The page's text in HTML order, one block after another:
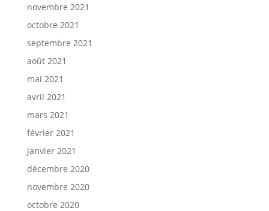
novembre 2021
octobre 2021
septembre 2021
août 2021
mai 2021
avril 2021
mars 2021
février 2021
janvier 2021
décembre 2020
novembre 2020
octobre 2020